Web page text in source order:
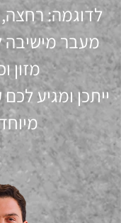
לדוגמה:
מעבר
מזון
ייתכן ומגיע